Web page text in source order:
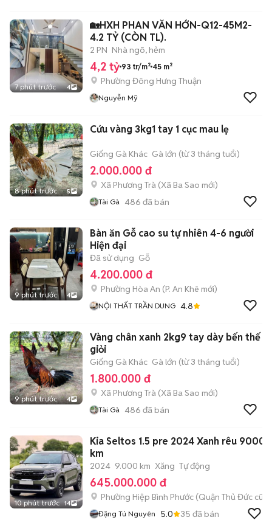
7 phút trước 4
🏡HXH PHAN VĂN HỚN-Q12-45M2-
4.2 TỶ (CÒN TL).
2 PN Nhà ngõ, hẻm
4,2 tỷ 93 tr/m² 45 m²
Phường Đông Hưng Thuận
Nguyễn Mỹ
8 phút trước 5
Cứu vàng 3kg1 tay 1 cục mau lẹ
Giống Gà Khác Gà lớn (từ 3 tháng tuổi)
2.000.000 đ
Xã Phương Trà (Xã Ba Sao mới)
Tài Gà 486 đã bán
9 phút trước 4
Bàn ăn Gỗ cao su tự nhiên 4-6 người
Hiện đại
Đã sử dụng Gỗ
4.200.000 đ
Phường Hòa An (P. An Khê mới)
NỘI THẤT TRẦN DUNG 4.8
9 phút trước 4
Vàng chân xanh 2kg9 tay dày bến thế
giỏi
Giống Gà Khác Gà lớn (từ 3 tháng tuổi)
1.800.000 đ
Xã Phương Trà (Xã Ba Sao mới)
Tài Gà 486 đã bán
10 phút trước 14
Kia Seltos 1.5 pre 2024 Xanh rêu 9000
km
2024 9.000 km Xăng Tự động
645.000.000 đ
Phường Hiệp Bình Phước (Quận Thủ Đức cũ)
Đặng Tú Nguyên 5.0 35 đã bán